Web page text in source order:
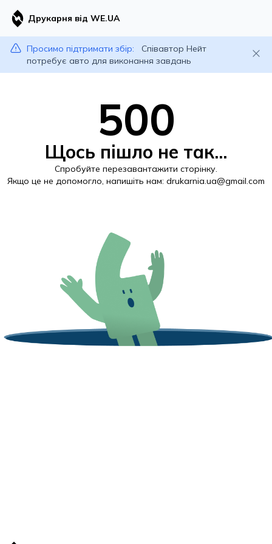
Друкарня від WE.UA
Просимо підтримати збір:
Співавтор Нейт
потребує авто для виконання завдань
500
Щось пішло не так...
Спробуйте перезавантажити сторінку.
Якщо це не допомогло, напишіть нам: drukarnia.ua@gmail.com